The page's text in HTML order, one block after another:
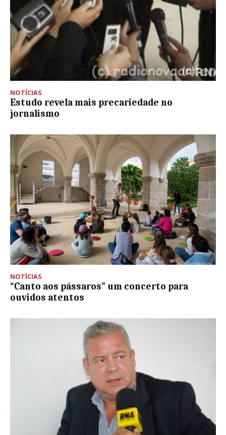
NOTÍCIAS
Estudo revela mais precariedade no
jornalismo
NOTÍCIAS
“Canto aos pássaros” um concerto para
ouvidos atentos